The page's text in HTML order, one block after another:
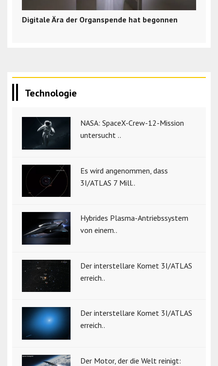
Digitale Ära der Organspende hat begonnen
Technologie
NASA: SpaceX-Crew-12-Mission
untersucht ..
Es wird angenommen, dass
3I/ATLAS 7 Mill..
Hybrides Plasma-Antriebssystem
von einem..
Der interstellare Komet 3I/ATLAS
erreich..
Der interstellare Komet 3I/ATLAS
erreich..
Der Motor, der die Welt reinigt: